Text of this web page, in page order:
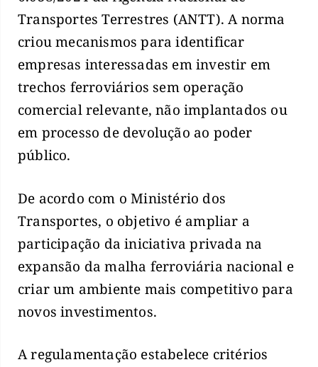
Transportes Terrestres (ANTT). A norma
criou mecanismos para identificar
empresas interessadas em investir em
trechos ferroviários sem operação
comercial relevante, não implantados ou
em processo de devolução ao poder
público.
De acordo com o Ministério dos
Transportes, o objetivo é ampliar a
participação da iniciativa privada na
expansão da malha ferroviária nacional e
criar um ambiente mais competitivo para
novos investimentos.
A regulamentação estabelece critérios